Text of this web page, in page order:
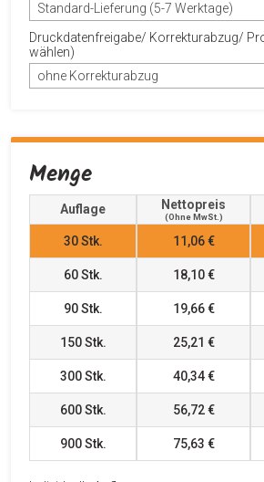
Standard-Lieferung (5-7 Werktage)
Druckdatenfreigabe/ Korrekturabzug/
wählen)
ohne Korrekturabzug
Menge
Auflage Nettopreis
(ohne MwSt.)
30Stk. 11,06 €
60Stk. 18,10 €
90Stk. 19,66 €
150Stk. 25,21 €
300Stk. 40,34 €
600Stk. 56,72 €
900Stk. 75,63 €